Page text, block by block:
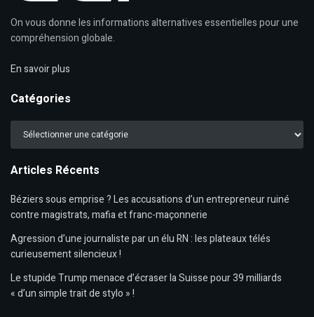
On vous donne les informations alternatives essentielles pour une
compréhension globale.
En savoir plus
Catégories
Catégories
Articles Récents
Béziers sous emprise ? Les accusations d’un entrepreneur ruiné
contre magistrats, mafia et franc-maçonnerie
Agression d’une journaliste par un élu RN : les plateaux télés
curieusement silencieux !
Le stupide Trump menace d’écraser la Suisse pour 39 milliards
« d’un simple trait de stylo » !